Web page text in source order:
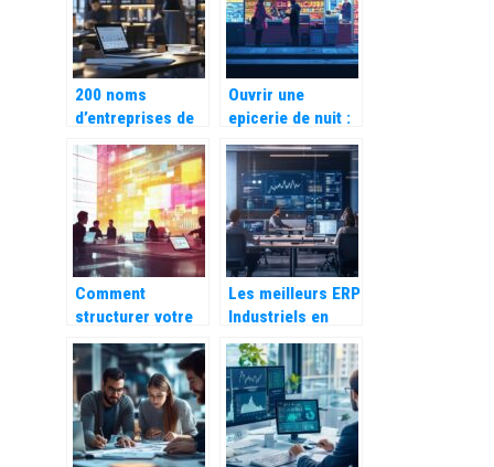
durable
200 noms
d’entreprises de
tenue de livres :
Experts en
gestion des
charges
patronales
Ouvrir une
epicerie de nuit :
guide pour
entrepreneur – 5
exemples
d’epiceries qui
ont revolutionne
leur quartier
Comment
structurer votre
modele de
retroplanning de
communication
pour une
campagne
memorable
Les meilleurs ERP
Industriels en
France en 2026